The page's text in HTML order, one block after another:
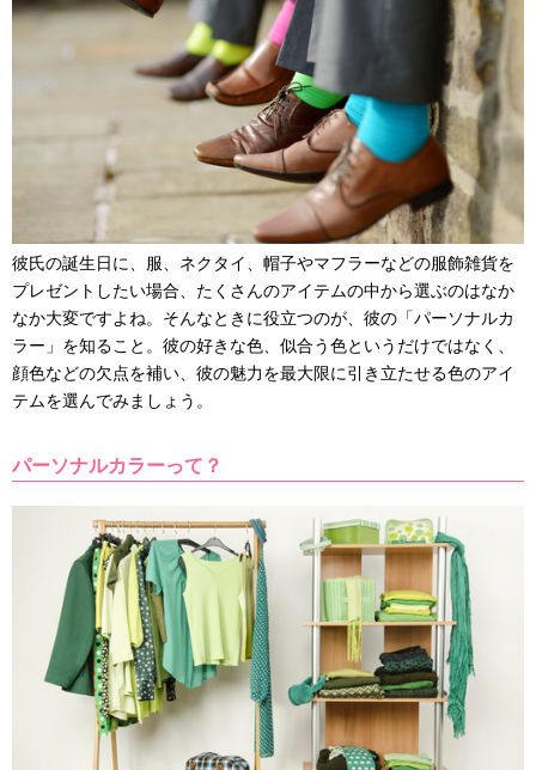
彼氏の誕生日に、服、ネクタイ、帽子やマフラーなどの服飾雑貨を
プレゼントしたい場合、たくさんのアイテムの中から選ぶのはなか
なか大変ですよね。そんなときに役立つのが、彼の「パーソナルカ
ラー」を知ること。彼の好きな色、似合う色というだけではなく、
顔色などの欠点を補い、彼の魅力を最大限に引き立たせる色のアイ
テムを選んでみましょう。
パーソナルカラーって？